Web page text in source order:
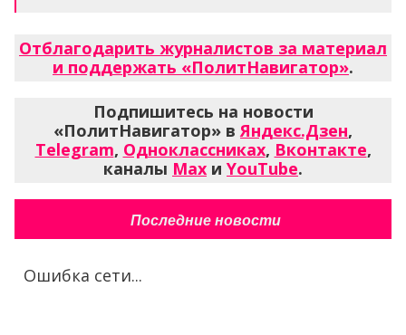
Отблагодарить журналистов за материал
и поддержать «ПолитНавигатор».
Подпишитесь на новости
«ПолитНавигатор» в Яндекс.Дзен,
Telegram, Одноклассниках, Вконтакте,
каналы Max и YouTube.
Последние новости
Ошибка сети...